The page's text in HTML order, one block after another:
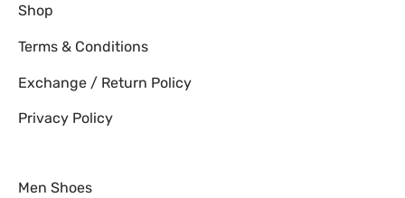
Shop
Terms & Conditions
Exchange / Return Policy
Privacy Policy
Men Shoes